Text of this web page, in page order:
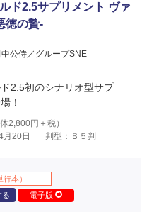
ド2.5サプリメント ヴァ
徳の贄‐
公侍／グループSNE
2.5初のシナリオ型サプ
！
2,800円＋税）
月20日
判型：Ｂ５判
本）
る
電子版